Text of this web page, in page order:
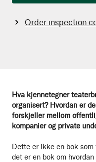
Hva kjennetegner
organisert? Hvordan er
forskjeller mellom
kompanier og private
Dette er ikke en bok
det er en bok om
Order inspection